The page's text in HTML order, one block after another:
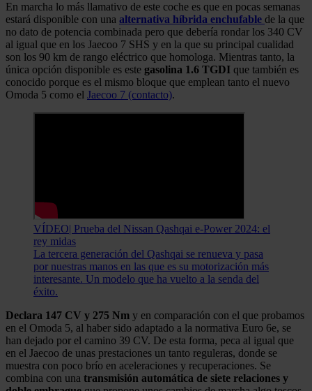
En marcha lo más llamativo de este coche es que en pocas semanas
estará disponible con una alternativa híbrida enchufable de la que
no dato de potencia combinada pero que debería rondar los 340 CV
al igual que en los Jaecoo 7 SHS y en la que su principal cualidad
son los 90 km de rango eléctrico que homologa. Mientras tanto, la
única opción disponible es este gasolina 1.6 TGDI que también es
conocido porque es el mismo bloque que emplean tanto el nuevo
Omoda 5 como el Jaecoo 7 (contacto).
VÍDEO| Prueba del Nissan Qashqai e-Power 2024: el
rey midas
La tercera generación del Qashqai se renueva y pasa
por nuestras manos en las que es su motorización más
interesante. Un modelo que ha vuelto a la senda del
éxito.
Declara 147 CV y 275 Nm y en comparación con el que probamos
en el Omoda 5, al haber sido adaptado a la normativa Euro 6e, se
han dejado por el camino 39 CV. De esta forma, peca al igual que
en el Jaecoo de unas prestaciones un tanto reguleras, donde se
muestra con poco brío en aceleraciones y recuperaciones. Se
combina con una transmisión automática de siete relaciones y